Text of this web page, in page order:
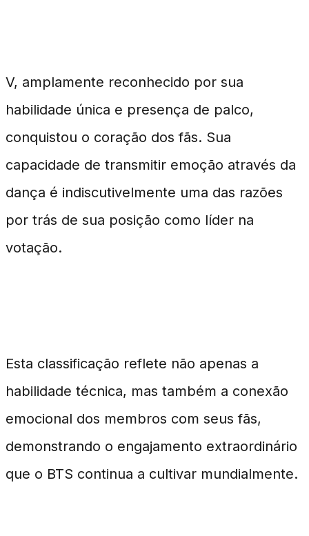
V, amplamente reconhecido por sua
habilidade única e presença de palco,
conquistou o coração dos fãs. Sua
capacidade de transmitir emoção através da
dança é indiscutivelmente uma das razões
por trás de sua posição como líder na
votação.
Esta classificação reflete não apenas a
habilidade técnica, mas também a conexão
emocional dos membros com seus fãs,
demonstrando o engajamento extraordinário
que o BTS continua a cultivar mundialmente.